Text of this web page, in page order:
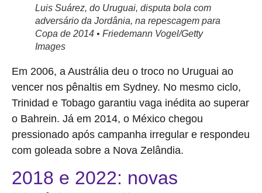
Luis Suárez, do Uruguai, disputa bola com
adversário da Jordânia, na repescagem para
Copa de 2014 • Friedemann Vogel/Getty
Images
Em 2006, a Austrália deu o troco no Uruguai ao
vencer nos pênaltis em Sydney. No mesmo ciclo,
Trinidad e Tobago garantiu vaga inédita ao superar
o Bahrein. Já em 2014, o México chegou
pressionado após campanha irregular e respondeu
com goleada sobre a Nova Zelândia.
2018 e 2022: novas